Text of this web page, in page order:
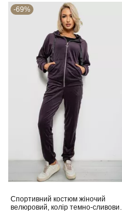
-69%
Спортивний костюм жіночий
велюровий, колір темно-сливовий,